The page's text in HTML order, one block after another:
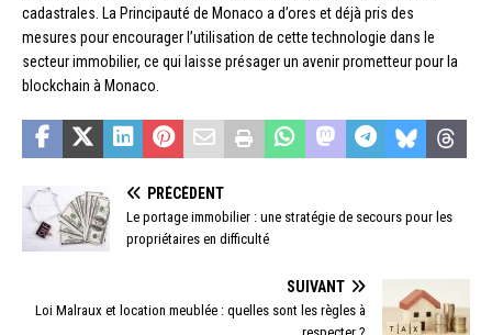
cadastrales. La Principauté de Monaco a d’ores et déjà pris des
mesures pour encourager l’utilisation de cette technologie dans le
secteur immobilier, ce qui laisse présager un avenir prometteur pour la
blockchain à Monaco.
PRÉCÉDENT
Le portage immobilier : une stratégie de secours pour les
propriétaires en difficulté
SUIVANT
Loi Malraux et location meublée : quelles sont les règles à